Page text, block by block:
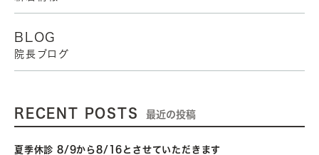
BLOG
院長ブログ
RECENT POSTS 最近の投稿
夏季休診 8/9から8/16とさせていただきます